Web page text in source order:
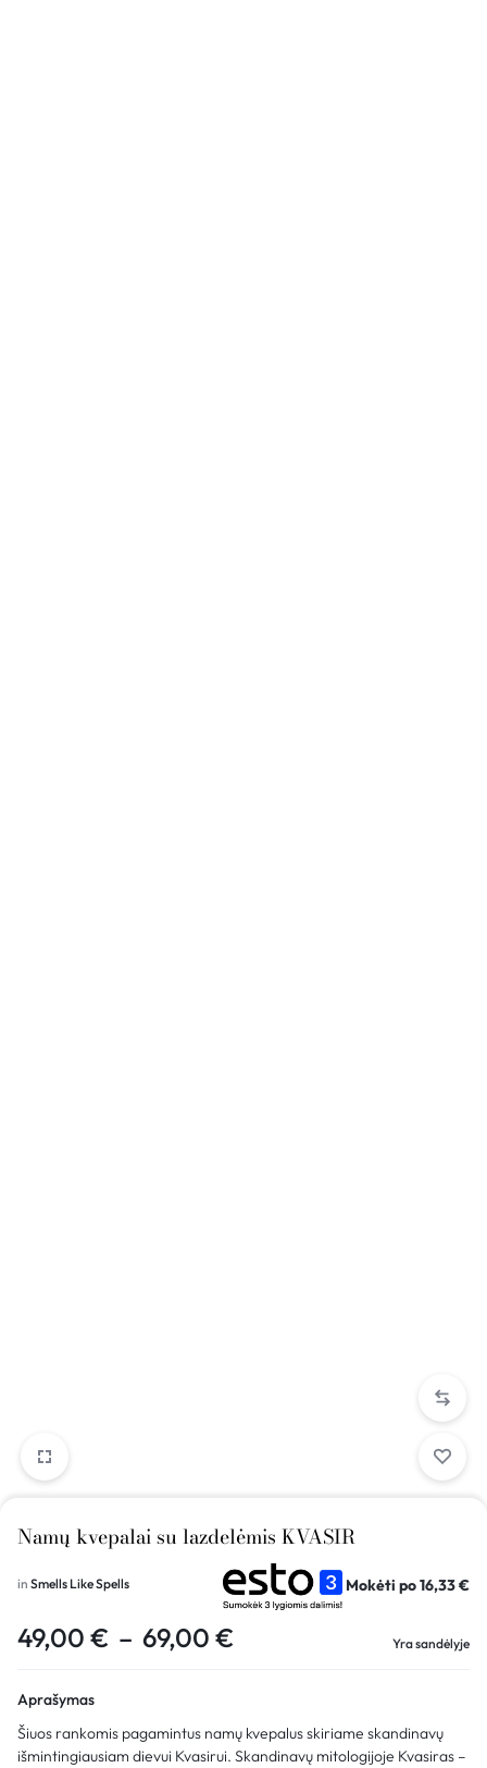
Namų kvepalai su lazdelėmis KVASIR
in Smells Like Spells Mokėti po16,33€
49,00 € – 69,00 € Yra sandėlyje
Aprašymas
Šiuos rankomis pagamintus namų kvepalus skiriame skandinavų
išmintingiausiam dievui Kvasirui. Skandinavų mitologijoje Kvasiras –